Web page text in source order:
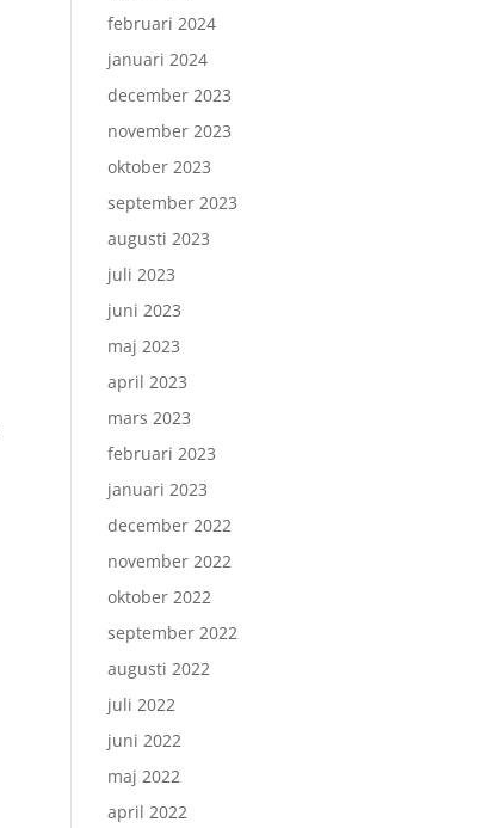
februari 2024
januari 2024
december 2023
november 2023
oktober 2023
september 2023
augusti 2023
juli 2023
juni 2023
maj 2023
april 2023
mars 2023
februari 2023
januari 2023
december 2022
november 2022
oktober 2022
september 2022
augusti 2022
juli 2022
juni 2022
maj 2022
april 2022